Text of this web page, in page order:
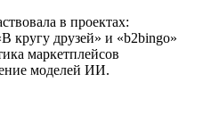
в проектах:
кругу друзей» и «b2bingo»
маркетплейсов
моделей ИИ.